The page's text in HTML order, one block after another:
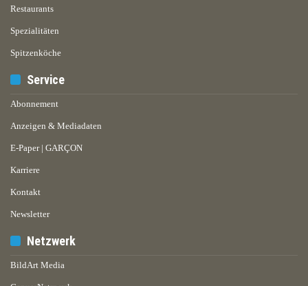
Restaurants
Spezialitäten
Spitzenköche
Service
Abonnement
Anzeigen & Mediadaten
E-Paper | GARÇON
Karriere
Kontakt
Newsletter
Netzwerk
BildArt Media